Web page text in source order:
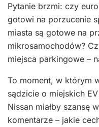
Pytanie brzmi: czy
gotowi na porzucenie
miasta są gotowe na
mikrosamochodów?
miejsca parkingowe –
To moment, w którym
sądzicie o miejskich
Nissan miałby szansę
komentarze – jakie